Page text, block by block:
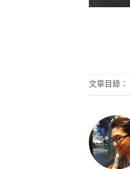
文章目錄：